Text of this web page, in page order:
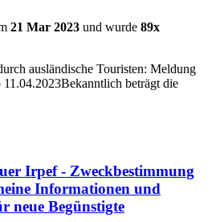
21 Mar 2023 und wurde 89x
ausländische Touristen: Meldung
beträgt die
Irpef - Zweckbestimmung
Informationen und
neue Begünstigte